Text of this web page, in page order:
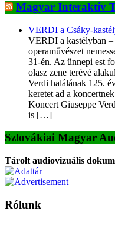
Magyar Interaktív
VERDI a Csáky-
VERDI a kastélyban
operaművészet
31-én. Az ünnepi est
olasz zene terévé
Verdi halálának 125.
keretet ad a
Koncert Giuseppe
is […]
Szlovákiai Magyar
Tárolt audiovizuális
Rólunk